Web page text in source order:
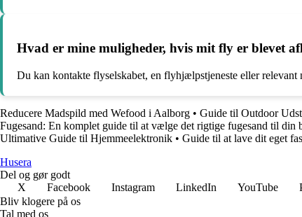
Hvad er mine muligheder, hvis mit fly er blevet
Du kan kontakte flyselskabet, en flyhjælpstjeneste eller
Reducere Madspild med Wefood i Aalborg • Guide til Outdoor
Fugesand: En komplet guide til at vælge det rigtige fugesand til din
Ultimative Guide til Hjemmeelektronik • Guide til at lave dit eget
Husera
Del og gør godt
X
Facebook Instagram LinkedIn YouTube
Bliv klogere på os
Tal med os